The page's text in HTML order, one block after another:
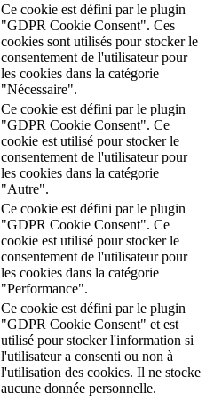
Ce cookie est défini par le plugin
"GDPR Cookie Consent". Ces
cookies sont utilisés pour stocker le
consentement de l'utilisateur pour
les cookies dans la catégorie
"Nécessaire".
Ce cookie est défini par le plugin
"GDPR Cookie Consent". Ce
cookie est utilisé pour stocker le
consentement de l'utilisateur pour
les cookies dans la catégorie
"Autre".
Ce cookie est défini par le plugin
"GDPR Cookie Consent". Ce
cookie est utilisé pour stocker le
consentement de l'utilisateur pour
les cookies dans la catégorie
"Performance".
Ce cookie est défini par le plugin
"GDPR Cookie Consent" et est
utilisé pour stocker l'information si
l'utilisateur a consenti ou non à
l'utilisation des cookies. Il ne stocke
aucune donnée personnelle.